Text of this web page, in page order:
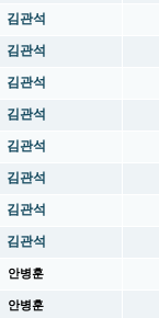
김관석
김관석
김관석
김관석
김관석
김관석
김관석
김관석
안병훈
안병훈